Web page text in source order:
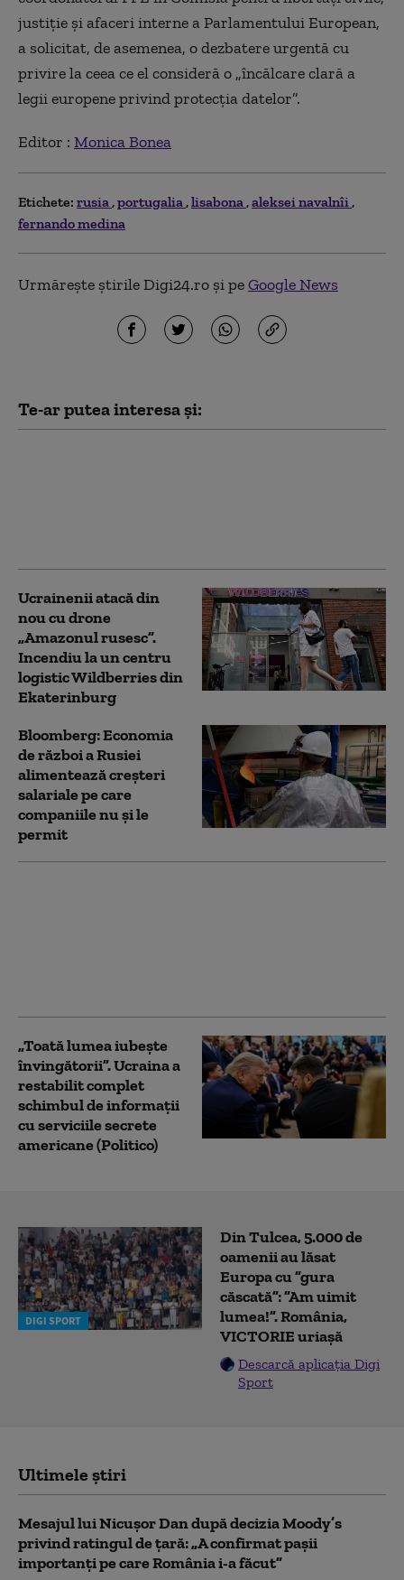
justiție și afaceri interne a Parlamentului European,
a solicitat, de asemenea, o dezbatere urgentă cu
privire la ceea ce el consideră o „încălcare clară a
legii europene privind protecția datelor”.
Editor : Monica Bonea
Etichete: rusia portugalia lisabona aleksei navalnîi
fernando medina
Urmărește știrile Digi24.ro și peGoogle News
Te-ar putea interesa și:
Ucrainenii atacă din
nou cu drone
„Amazonul rusesc”.
Incendiu la un centru
logistic Wildberries din
Ekaterinburg
Bloomberg: Economia
de război a Rusiei
alimentează creşteri
salariale pe care
companiile nu şi le
permit
„Toată lumea iubește
învingătorii”. Ucraina a
restabilit complet
schimbul de informații
cu serviciile secrete
americane (Politico)
DIGI SPORT
Din Tulcea, 5.000 de
oamenii au lăsat
Europa cu ”gura
căscată”: ”Am uimit
lumea!”. România,
VICTORIE uriașă
Descarcă aplicația Digi
Sport
Ultimele știri
Mesajul lui Nicușor Dan după decizia Moody’s
privind ratingul de țară: „A confirmat pașii
importanți pe care România i-a făcut”